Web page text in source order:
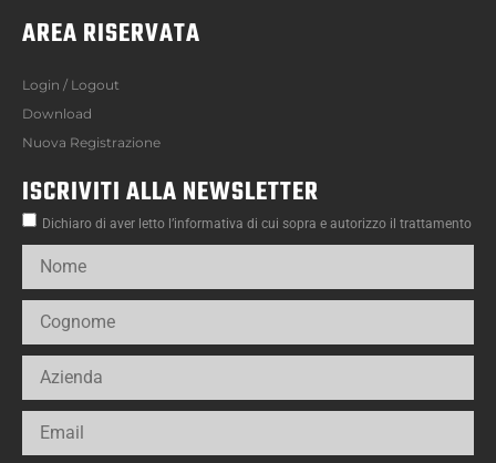
AREA RISERVATA
Login / Logout
Download
Nuova Registrazione
ISCRIVITI ALLA NEWSLETTER
Dichiaro di aver letto l’informativa di cui sopra e autorizzo il trattamento